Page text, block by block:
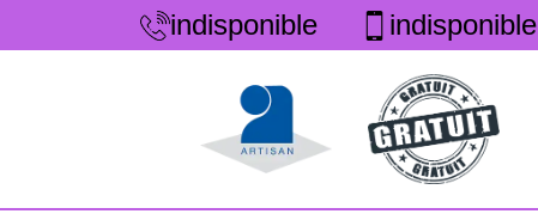
indisponible indisponible